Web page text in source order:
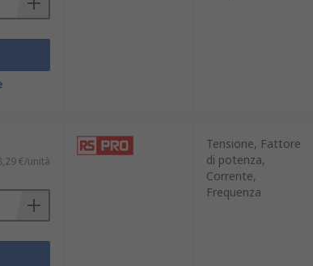
€/unità
Tensione, Fattore
di potenza,
Corrente,
Frequenza